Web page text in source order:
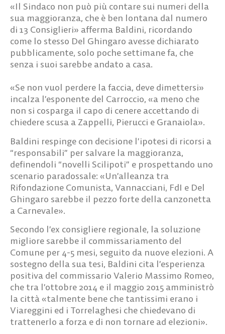
«Il Sindaco non può più contare sui numeri della
sua maggioranza, che è ben lontana dal numero
di 13 Consiglieri» afferma Baldini, ricordando
come lo stesso Del Ghingaro avesse dichiarato
pubblicamente, solo poche settimane fa, che
senza i suoi sarebbe andato a casa.
«Se non vuol perdere la faccia, deve dimettersi»
incalza l’esponente del Carroccio, «a meno che
non si cosparga il capo di cenere accettando di
chiedere scusa a Zappelli, Pierucci e Granaiola».
Baldini respinge con decisione l’ipotesi di ricorsi a
“responsabili” per salvare la maggioranza,
definendoli “novelli Scilipoti” e prospettando uno
scenario paradossale: «Un’alleanza tra
Rifondazione Comunista, Vannacciani, FdI e Del
Ghingaro sarebbe il pezzo forte della canzonetta
a Carnevale».
Secondo l’ex consigliere regionale, la soluzione
migliore sarebbe il commissariamento del
Comune per 4-5 mesi, seguito da nuove elezioni. A
sostegno della sua tesi, Baldini cita l’esperienza
positiva del commissario Valerio Massimo Romeo,
che tra l’ottobre 2014 e il maggio 2015 amministrò
la città «talmente bene che tantissimi erano i
Viareggini ed i Torrelaghesi che chiedevano di
trattenerlo a forza e di non tornare ad elezioni».